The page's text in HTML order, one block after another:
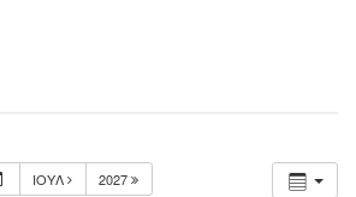
ΙΟΎΛ 2027